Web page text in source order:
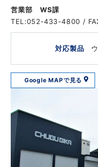
営業部 WS課
TEL:052-433-4800 /
対応製品
Google MAPで見る